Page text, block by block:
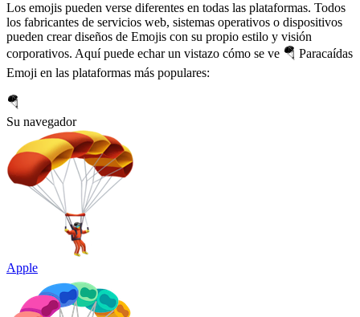
Los emojis pueden verse diferentes en todas las plataformas. Todos
los fabricantes de servicios web, sistemas operativos o dispositivos
pueden crear diseños de Emojis con su propio estilo y visión
corporativos. Aquí puede echar un vistazo cómo se ve 🪂 Paracaídas
Emoji en las plataformas más populares:
🪂
Su navegador
Apple